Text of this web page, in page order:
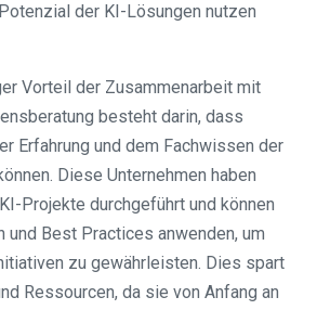
der KI-Lösungen nutzen
Vorteil der Zusammenarbeit mit
besteht darin, dass
Erfahrung und dem Fachwissen der
Diese Unternehmen haben
Projekte durchgeführt und können
und Best Practices anwenden, um
zu gewährleisten. Dies spart
Ressourcen, da sie von Anfang an